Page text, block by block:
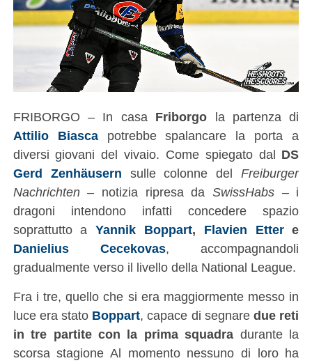
FRIBORGO – In casa Friborgo la partenza di
Attilio Biascapotrebbe spalancare la porta a
diversi giovani del vivaio. Come spiegato dal DS
Gerd Zenhäusern sulle colonne delFreiburger
Nachrichten– notizia ripresa da SwissHabs– i
dragoni intendono infatti concedere spazio
soprattutto aYannik Boppart, Flavien Ettere
Danielius Cecekovas, accompagnandoli
gradualmente verso il livello della National League.
Fra i tre, quello che si era maggiormente messo in
luce era stato Boppart, capace di segnaredue reti
in tre partite con la prima squadra durante la
scorsa stagione Al momento nessuno di loro ha